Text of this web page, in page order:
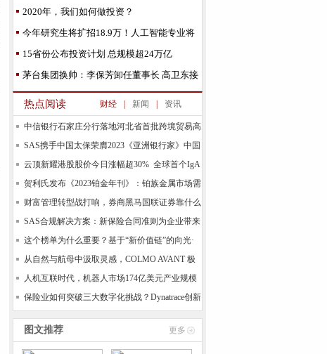
2020年，我们如何做投资？
今年研究生将扩招18.9万！人工智能专业将
重点发展这些学
15省份公布投资计划 总规模超24万亿
茅台集团换帅：李保芳卸任董事长 高卫东接
棒
热点阅读 财经 新闻 资讯
中信银行石家庄分行落地河北省首批跨境贸易高
水平
SAS携手中国太保荣膺2023《亚洲银行家》中国
合规
云顶新耀港股股价今日涨幅超30% 全球首个IgA
肾
贺利氏发布《2023铂金年刊》：铂族金属市场需
求预计
财富管理转型战打响，券商黑马国联证券靠什么
领跑基
SAS合规解决方案：新保险合同准则为企业带来
新的机
这个榜单为什么重要？基于“新价值链”的向光·
易善
从自然与航母中汲取灵感，COLMO AVANT 极
境空调自由
人机互联时代，机器人市场174亿美元产业规模
背后的
保险业如何突破三大数字化挑战？Dynatrace创新
技术
图文推荐 更多